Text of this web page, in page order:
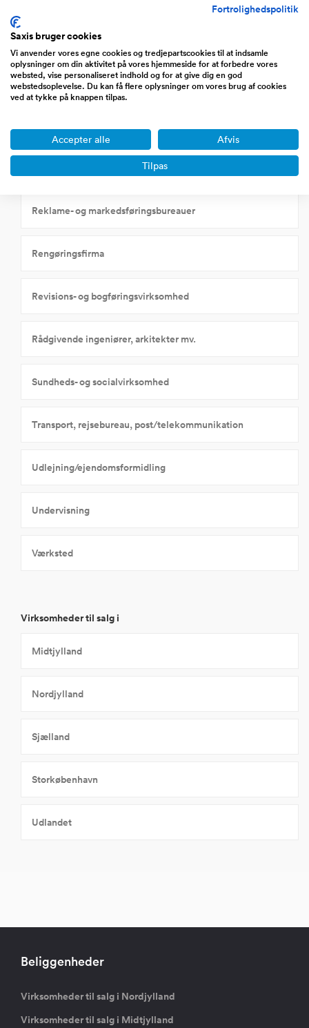
Hotel/restauration
HR og rekruttering
Reklame- og markedsføringsbureauer
Rengøringsfirma
Revisions- og bogføringsvirksomhed
Rådgivende ingeniører, arkitekter mv.
Sundheds- og socialvirksomhed
Transport, rejsebureau, post/telekommunikation
Udlejning/ejendomsformidling
Undervisning
Værksted
Virksomheder til salg i
Midtjylland
Nordjylland
Sjælland
Storkøbenhavn
Udlandet
Beliggenheder
Virksomheder til salg i Nordjylland
Virksomheder til salg i Midtjylland
Fortrolighedspolitik
Saxis bruger cookies
Vi anvender vores egne cookies og tredjepartscookies til at indsamle
oplysninger om din aktivitet på vores hjemmeside for at forbedre vores
websted, vise personaliseret indhold og for at give dig en god
webstedsoplevelse. Du kan få flere oplysninger om vores brug af cookies
ved at tykke på knappen tilpas.
Accepter alle Afvis
Tilpas